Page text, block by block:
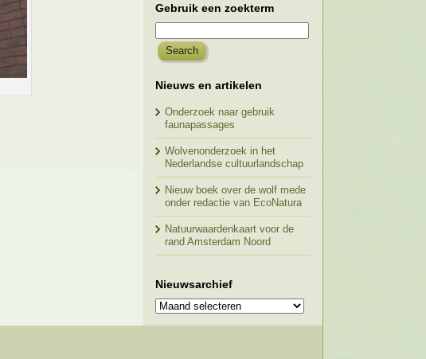
Gebruik een zoekterm
Nieuws en artikelen
Onderzoek naar gebruik
faunapassages
Wolvenonderzoek in het
Nederlandse cultuurlandschap
Nieuw boek over de wolf mede
onder redactie van EcoNatura
Natuurwaardenkaart voor de
rand Amsterdam Noord
Nieuwsarchief
Nieuwsarchief